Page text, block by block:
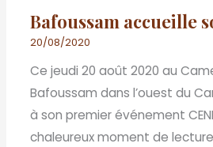
Bafoussam accueille
20/08/2020
Ce jeudi 20 août 2020 au
Bafoussam dans l’ouest du
à son premier événement
chaleureux moment de